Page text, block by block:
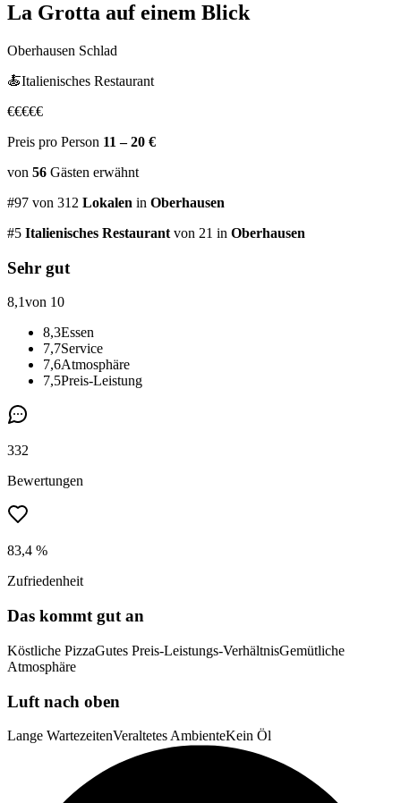
La Grotta auf einem Blick
Oberhausen Schlad
🍝Italienisches Restaurant
€€€€€
Preis pro Person 11 – 20 €
von 56 Gästen erwähnt
#97 von 312 Lokalen in Oberhausen
#5 Italienisches Restaurant von 21 in Oberhausen
Sehr gut
8,1von 10
8,3Essen
7,7Service
7,6Atmosphäre
7,5Preis-Leistung
332
Bewertungen
83,4 %
Zufriedenheit
Das kommt gut an
Köstliche PizzaGutes Preis-Leistungs-VerhältnisGemütliche
Atmosphäre
Luft nach oben
Lange WartezeitenVeraltetes AmbienteKein Öl